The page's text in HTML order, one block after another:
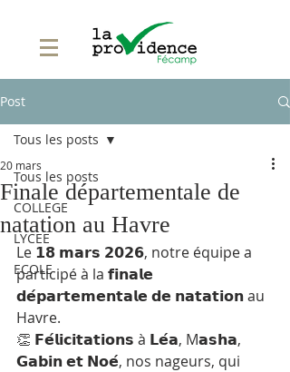
Post
Tous les posts
COLLEGE
LYCEE
ECOLE
Tous les posts
Finale départementale de
natation au Havre
20 mars
Le 𝟭𝟴 𝗺𝗮𝗿𝘀 𝟮𝟬𝟮𝟲, notre équipe a
participé à la 𝗳𝗶𝗻𝗮𝗹𝗲
𝗱𝗲́𝗽𝗮𝗿𝘁𝗲𝗺𝗲𝗻𝘁𝗮𝗹𝗲 𝗱𝗲 𝗻𝗮𝘁𝗮𝘁𝗶𝗼𝗻 au
Havre.
👏 𝗙𝗲́𝗹𝗶𝗰𝗶𝘁𝗮𝘁𝗶𝗼𝗻𝘀 à 𝗟𝗲́𝗮, M𝗮𝘀𝗵𝗮,
𝗚𝗮𝗯𝗶𝗻 𝗲𝘁 𝗡𝗼𝗲́, nos nageurs, qui